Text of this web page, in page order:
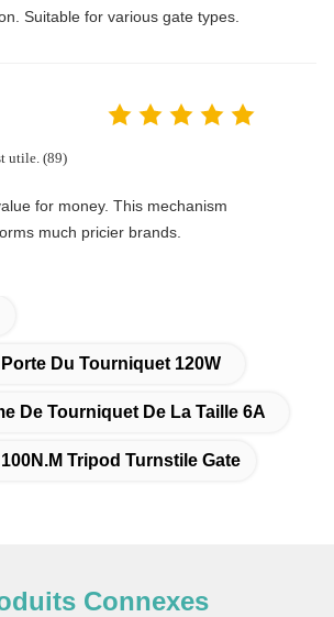
Suitable for various gate types.
utile. (89)
for money. This mechanism
much pricier brands.
Du Tourniquet 120W
De Tourniquet De La Taille 6A
Tripod Turnstile Gate
Connexes